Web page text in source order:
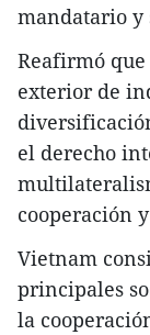
mandatario y
Reafirmó
exterior de
el derecho
cooperación
Vietnam
principales
la